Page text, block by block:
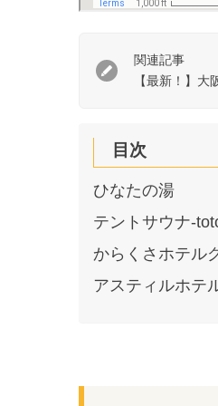
関連記事
【最新！】
目次
ひなたの湯
テントサウナ-
からくさホテル
アスティルホテ